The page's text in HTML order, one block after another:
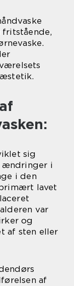
sig
ændringer i
i den
lavet
var
og
af sten eller
af